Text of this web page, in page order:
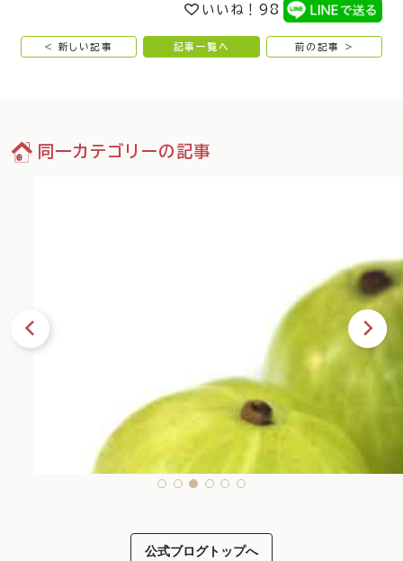
いいね！ 98
< 新しい記事 記事一覧へ 前の記事 >
同一カテゴリーの記事
公式ブログトップへ